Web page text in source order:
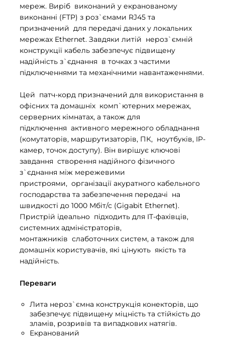
мереж. Виріб виконаний у екранованому
виконанні (FTP) з роз`ємами RJ45 та
призначений для передачі даних у локальних
мережах Ethernet. Завдяки литій нероз`ємній
конструкції кабель забезпечує підвищену
надійність з`єднання в точках з частими
підключеннями та механічними навантаженнями.
Цей патч-корд призначений для використання в
офісних та домашніх комп`ютерних мережах,
серверних кімнатах, а також для
підключення активного мережного обладнання
(комутаторів, маршрутизаторів, ПК, ноутбуків, IP-
камер, точок доступу). Він вирішує ключові
завдання створення надійного фізичного
з`єднання між мережевими
пристроями, організації акуратного кабельного
господарства та забезпечення передачі на
швидкості до 1000 Мбіт/с (Gigabit Ethernet).
Пристрій ідеально підходить для IT-фахівців,
системних адміністраторів,
монтажників слаботочних систем, а також для
домашніх користувачів, які цінують якість та
надійність.
Переваги
Лита нероз`ємна конструкція конекторів, що
забезпечує підвищену міцність та стійкість до
зламів, розривів та випадкових натягів.
Екранований